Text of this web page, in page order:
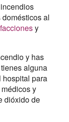
al
y
y has
alguna
hospital para
y
dióxido de